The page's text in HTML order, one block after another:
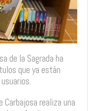
de la Sagrada ha
que ya están
realiza una